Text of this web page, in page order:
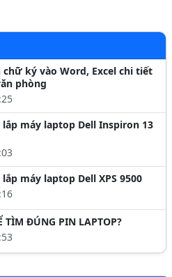
ký vào Word, Excel chi tiết
phòng
máy laptop Dell Inspiron 13
máy laptop Dell XPS 9500
TÌM ĐÚNG PIN LAPTOP?